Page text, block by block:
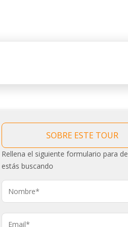
SOBRE ESTE TOUR
Rellena el siguiente formulario para
estás buscando